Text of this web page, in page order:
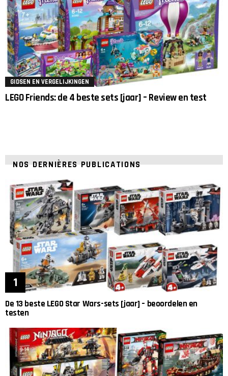
GIDSEN EN VERGELIJKINGEN
LEGO Friends: de 4 beste sets [jaar] – Review en test
NOS DERNIÈRES PUBLICATIONS
De 13 beste LEGO Star Wars-sets [jaar] – beoordelen en
testen